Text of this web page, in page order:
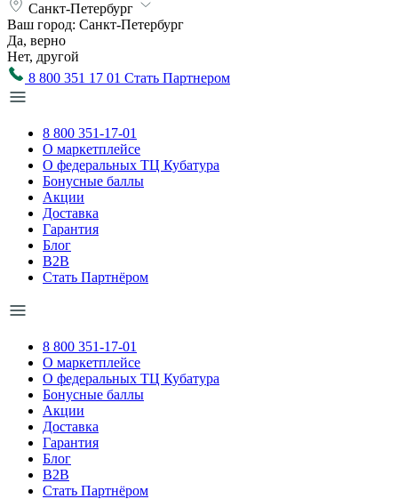
Санкт-Петербург
Ваш город: Санкт-Петербург
Да, верно
Нет, другой
8 800 351 17 01 Стать Партнером
8 800 351-17-01
О маркетплейсе
О федеральных ТЦ Кубатура
Бонусные баллы
Акции
Доставка
Гарантия
Блог
B2B
Стать Партнёром
8 800 351-17-01
О маркетплейсе
О федеральных ТЦ Кубатура
Бонусные баллы
Акции
Доставка
Гарантия
Блог
B2B
Стать Партнёром